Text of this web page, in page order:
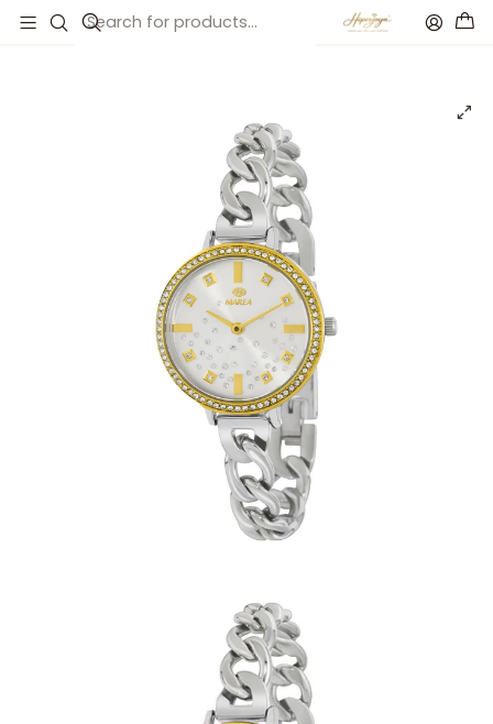
Início Catálogo Reloj para mujer pulsera